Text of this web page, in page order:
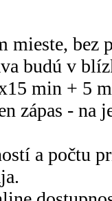
mieste, bez
budú v
min + 5
zápas - na
a počtu